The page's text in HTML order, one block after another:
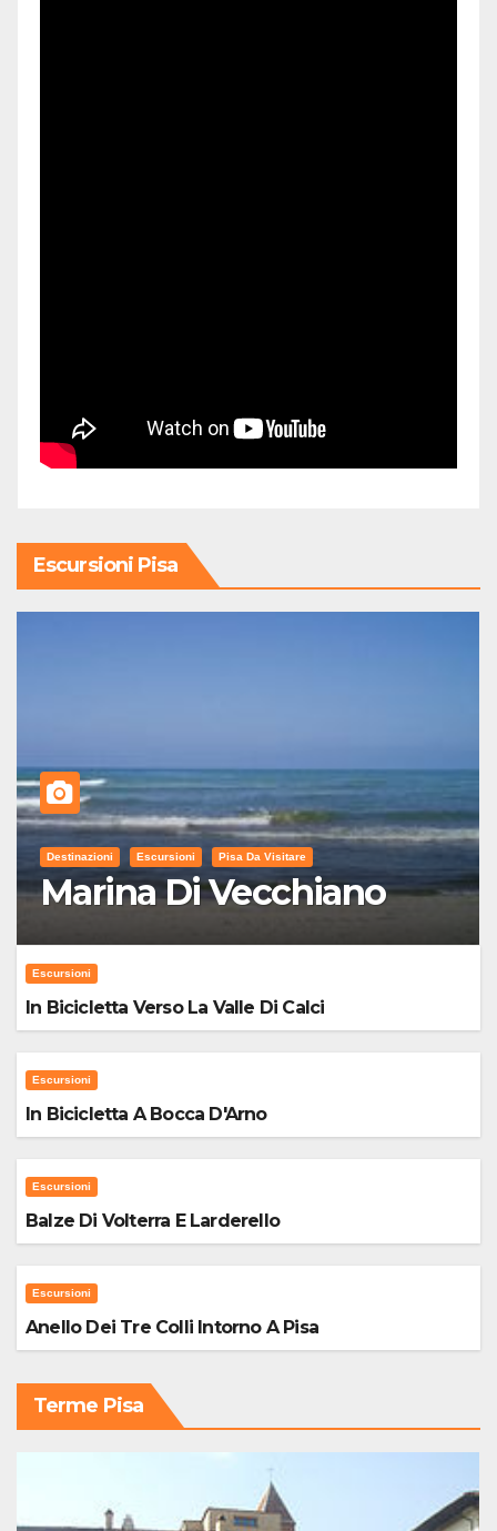
Escursioni Pisa
Destinazioni Escursioni Pisa Da Visitare
Marina Di Vecchiano
Escursioni
In Bicicletta Verso La Valle Di Calci
Escursioni
In Bicicletta A Bocca D'Arno
Escursioni
Balze Di Volterra E Larderello
Escursioni
Anello Dei Tre Colli Intorno A Pisa
Terme Pisa